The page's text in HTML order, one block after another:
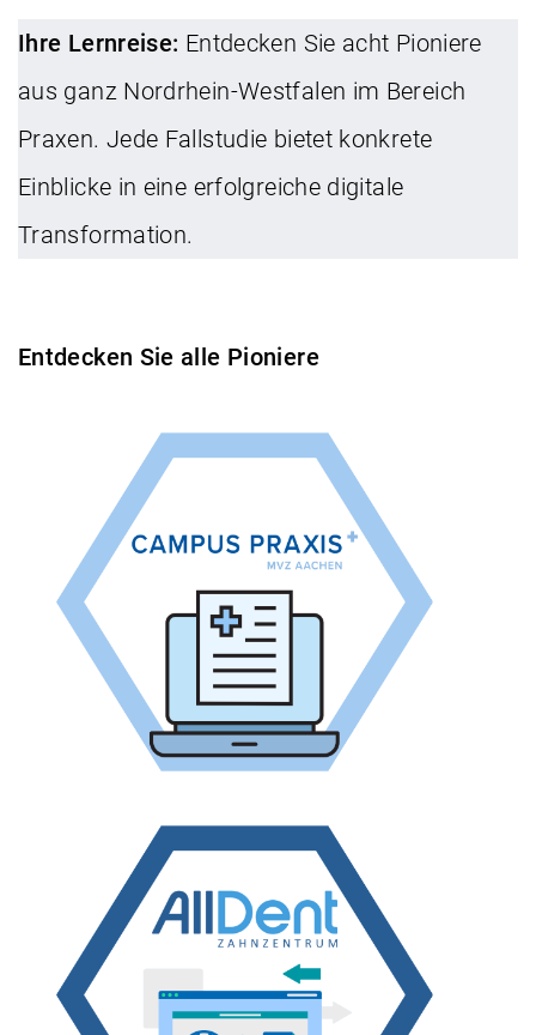
Ihre Lernreise: Entdecken Sie acht Pioniere
aus ganz Nordrhein-Westfalen im Bereich
Praxen. Jede Fallstudie bietet konkrete
Einblicke in eine erfolgreiche digitale
Transformation.
Entdecken Sie alle Pioniere
Das MVZ Aachen Campus Praxis integriert
tomedo, Idana, Videosprechstunden und iPads für
digitale Arbeitsabläufe.
Zur Case Study
Druck und digitaler Bildgebung (Intraoralscanner).
Zur Case Study